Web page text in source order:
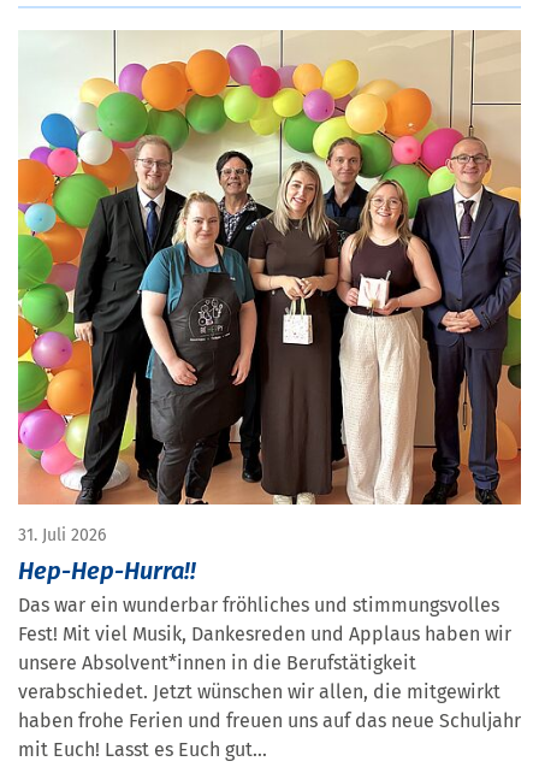
31. Juli 2026
Hep-Hep-Hurra!!
Das war ein wunderbar fröhliches und stimmungsvolles
Fest! Mit viel Musik, Dankesreden und Applaus haben wir
unsere Absolvent*innen in die Berufstätigkeit
verabschiedet. Jetzt wünschen wir allen, die mitgewirkt
haben frohe Ferien und freuen uns auf das neue Schuljahr
mit Euch! Lasst es Euch gut…